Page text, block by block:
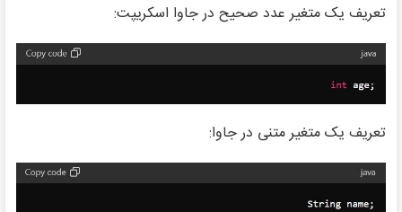
تعریف یک متغیر عدد صحیح در جاوا اسکریپت:
تعریف یک متغیر متنی در جاوا: